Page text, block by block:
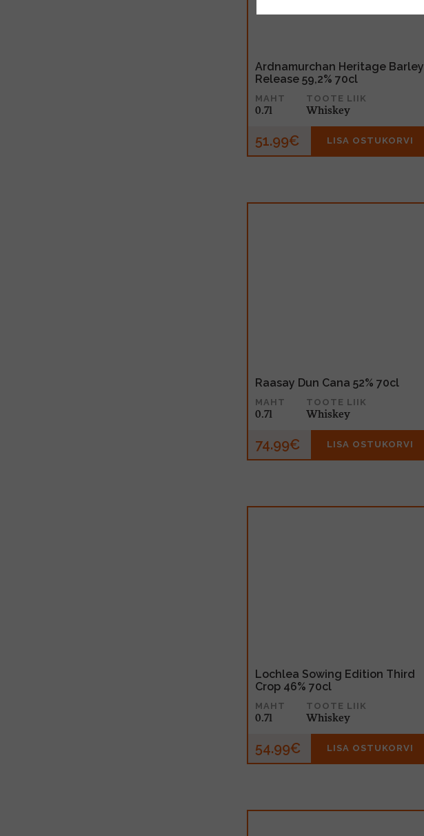
Ardnamurchan Heritage Barley
Release 59,2% 70cl
MAHT
0.7l
TOOTE LIIK
Whiskey
51.99€ LISA OSTUKORVI
Raasay Dun Cana 52% 70cl
MAHT
0.7l
TOOTE LIIK
Whiskey
74.99€ LISA OSTUKORVI
Lochlea Sowing Edition Third
Crop 46% 70cl
MAHT
0.7l
TOOTE LIIK
Whiskey
54.99€ LISA OSTUKORVI